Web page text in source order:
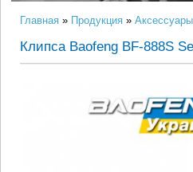
Главная » Продукция » Аксессуары
Клипса Baofeng BF-888S